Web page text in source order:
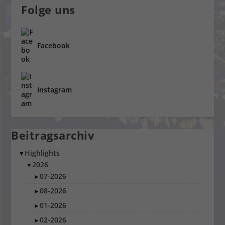
Folge uns
Facebook
Instagram
Beitragsarchiv
▼ Highlights
▼2026
►07-2026
►08-2026
►01-2026
►02-2026